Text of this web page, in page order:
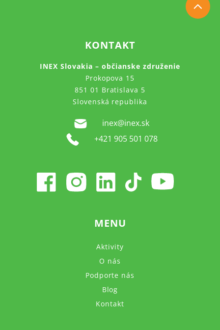
KONTAKT
INEX Slovakia – občianske združenie
Prokopova 15
851 01 Bratislava 5
Slovenská republika
inex@inex.sk
+421 905 501 078
MENU
Aktivity
O nás
Podporte nás
Blog
Kontakt